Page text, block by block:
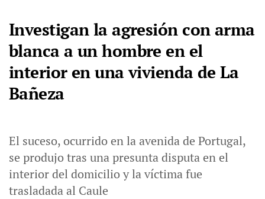
Investigan la agresión con arma
blanca a un hombre en el
interior en una vivienda de La
Bañeza
El suceso, ocurrido en la avenida de Portugal,
se produjo tras una presunta disputa en el
interior del domicilio y la víctima fue
trasladada al Caule